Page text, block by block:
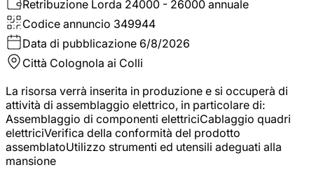
Retribuzione Lorda 24000 - 26000 annuale
Codice annuncio 349944
Data di pubblicazione 6/8/2026
Città Colognola ai Colli
La risorsa verrà inserita in produzione e si occuperà di
attività di assemblaggio elettrico, in particolare di:
Assemblaggio di componenti elettriciCablaggio quadri
elettriciVerifica della conformità del prodotto
assemblatoUtilizzo strumenti ed utensili adeguati alla
mansione